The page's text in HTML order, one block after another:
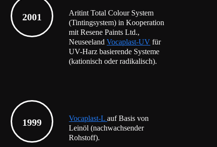
2001
Aritint Total Colour System
(Tintingsystem) in Kooperation
mit Resene Paints Ltd.,
NeuseelandVocaplast-UV für
UV-Harz basierende Systeme
(kationisch oder radikalisch).
1999 Vocaplast-Lauf Basis von
Leinöl (nachwachsender
Rohstoff).